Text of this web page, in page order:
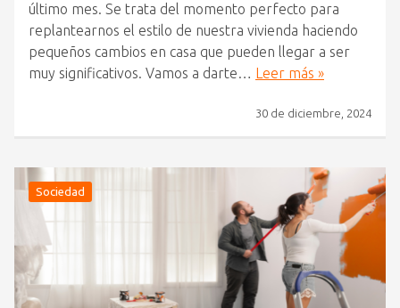
último mes. Se trata del momento perfecto para
replantearnos el estilo de nuestra vivienda haciendo
pequeños cambios en casa que pueden llegar a ser
muy significativos. Vamos a darte… Leer más »
30 de diciembre, 2024
Sociedad